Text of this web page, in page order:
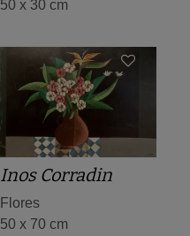
50 x 30 cm
Inos Corradin
Flores
50 x 70 cm